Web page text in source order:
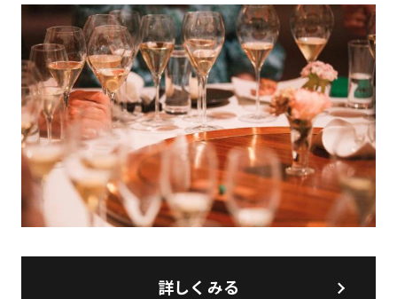
詳しくみる